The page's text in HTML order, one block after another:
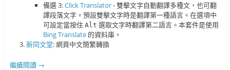
備選 3:Click Translator- 雙擊文字自動翻譯多種文，也可翻
譯段落文字。預設雙擊文字時是翻譯第一種語言。在選項中
可設定當按住 Alt 選取文字時翻譯第二語言。本套件是使用
Bing Translate的資料庫。
新同文堂: 網頁中文簡繁轉換
繼續閱讀 →